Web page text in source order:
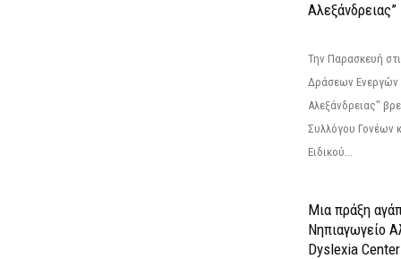
Αλεξάνδρειας”
Την Παρασκευή
Δράσεων Ενεργών
Αλεξάνδρειας"
Συλλόγου Γονέων
Ειδικού...
Μια πράξη
Νηπιαγωγείο
Dyslexia